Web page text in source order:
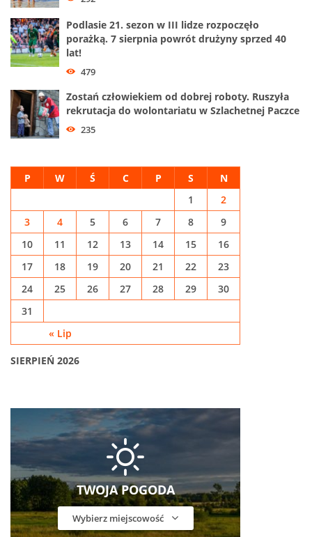
Podlasie 21. sezon w III lidze rozpoczęło
porażką. 7 sierpnia powrót drużyny sprzed 40
lat!
479
Zostań człowiekiem od dobrej roboty. Ruszyła
rekrutacja do wolontariatu w Szlachetnej Paczce
235
SIERPIEŃ 2026
P W Ś C P S N
« Lip
1
2
3
4 5 6 7 8
9
10
11 12 13 14 15
16
17
18 19 20 21 22
23
24
25 26 27 28 29
30
31
TWOJA POGODA
Wybierz miejscowość